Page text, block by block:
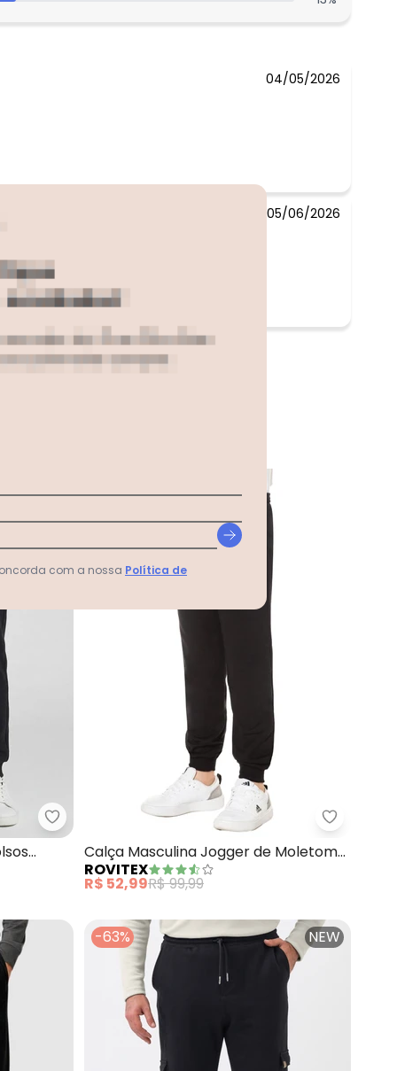
N/D*
N/D*
04/05/2026
05/06/2026
Punhos (Preto)
Minty - Calça Juvenil Piquet com Bolsos (Preto)
Rovitex -
Calça Masculina Jogger de Moletom
(Preto)
ROVITEX
R$ 52,99R$ 99,99
-63% NEW
com a nossa Política de